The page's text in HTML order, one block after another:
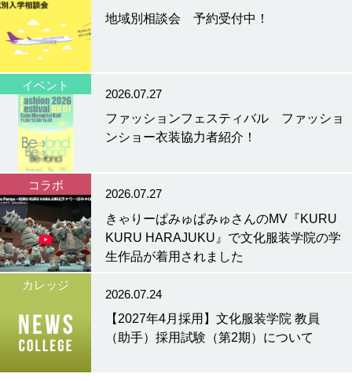
地域別相談会 予約受付中！
イベント
2026.07.27
ファッションフェスティバル ファッショ
ンショー衣装協力者紹介！
コラボ
2026.07.27
きゃりーぱみゅぱみゅさんのMV『KURU
KURU HARAJUKU』で文化服装学院の学
生作品が着用されました
カレッジ
2026.07.24
【2027年4月採用】文化服装学院 教員
（助手）採用試験（第2期）について